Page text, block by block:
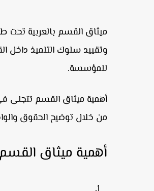
ميثاق القسم بالعربية تحت
وتقييد سلوك التلميذ داخل
للمؤسسة.
أهمية ميثاق القسم تتجلى
من خلال توضيح الحقوق
أهمية ميثاق